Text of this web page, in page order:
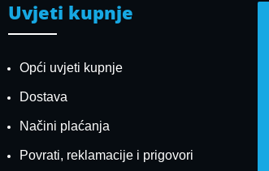
Uvjeti kupnje
Opći uvjeti kupnje
Dostava
Načini plaćanja
Povrati, reklamacije i prigovori